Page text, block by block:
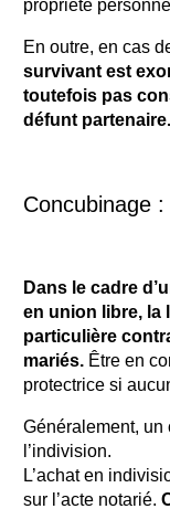
propriété
En outre, en cas
survivant est
toutefois pas
défunt partenaire.
Concubinage :
Dans le cadre
en union libre, la
particulière
mariés. Être en
protectrice si
Généralement,
l’indivision.
L’achat en
sur l’acte notarié.